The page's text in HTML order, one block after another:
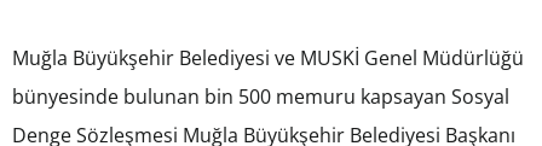
Muğla Büyükşehir Belediyesi ve MUSKİ Genel Müdürlüğü
bünyesinde bulunan bin 500 memuru kapsayan Sosyal
Denge Sözleşmesi Muğla Büyükşehir Belediyesi Başkanı